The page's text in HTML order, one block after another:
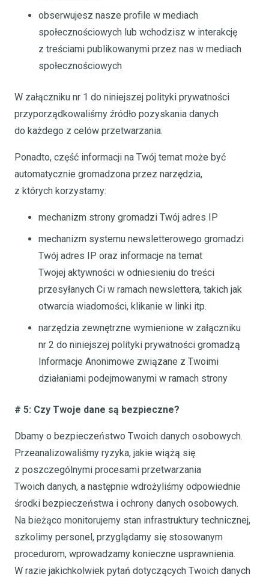
obserwujesz nasze profile w mediach
społecznościowych lub wchodzisz w interakcję
z treściami publikowanymi przez nas w mediach
społecznościowych
W załączniku nr 1 do niniejszej polityki prywatności
przyporządkowaliśmy źródło pozyskania danych
do każdego z celów przetwarzania.
Ponadto, część informacji na Twój temat może być
automatycznie gromadzona przez narzędzia,
z których korzystamy:
mechanizm strony gromadzi Twój adres IP
mechanizm systemu newsletterowego gromadzi
Twój adres IP oraz informacje na temat
Twojej aktywności w odniesieniu do treści
przesyłanych Ci w ramach newslettera, takich jak
otwarcia wiadomości, klikanie w linki itp.
narzędzia zewnętrzne wymienione w załączniku
nr 2 do niniejszej polityki prywatności gromadzą
Informacje Anonimowe związane z Twoimi
działaniami podejmowanymi w ramach strony
# 5: Czy Twoje dane są bezpieczne?
Dbamy o bezpieczeństwo Twoich danych osobowych.
Przeanalizowaliśmy ryzyka, jakie wiążą się
z poszczególnymi procesami przetwarzania
Twoich danych, a następnie wdrożyliśmy odpowiednie
środki bezpieczeństwa i ochrony danych osobowych.
Na bieżąco monitorujemy stan infrastruktury technicznej,
szkolimy personel, przyglądamy się stosowanym
procedurom, wprowadzamy konieczne usprawnienia.
W razie jakichkolwiek pytań dotyczących Twoich danych